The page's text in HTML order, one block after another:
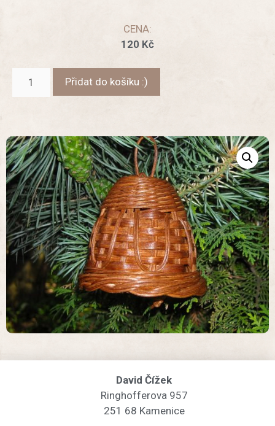
CENA:
120 Kč
Přidat do košíku :)
David Čížek
Ringhofferova 957
251 68 Kamenice